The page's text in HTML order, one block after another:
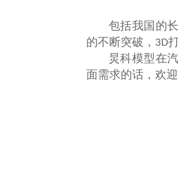
包括我国的
的不断突破， 3D
炅科模型在
面需求的话，欢